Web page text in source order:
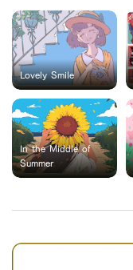
Lovely Smile
In the Middle of
Summer